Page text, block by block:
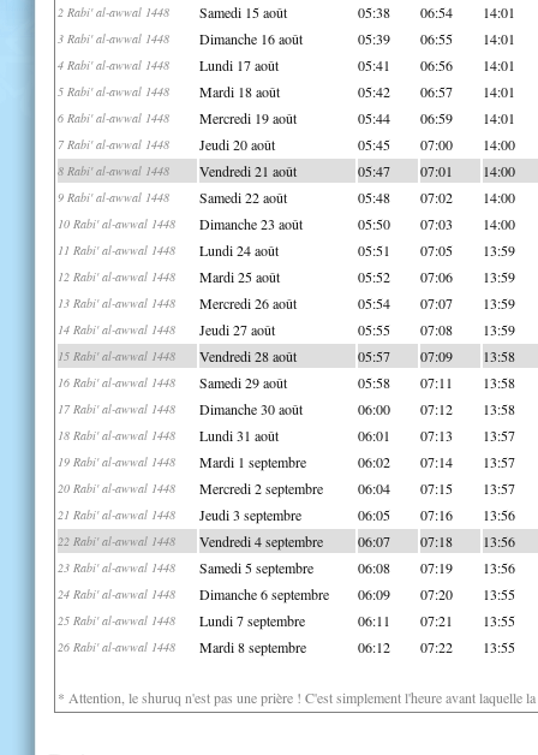
2 Rabi' al-awwal 1448 Samedi 15 août 05:38 06:54 14:01
3 Rabi' al-awwal 1448 Dimanche 16 août 05:39 06:55 14:01
4 Rabi' al-awwal 1448 Lundi 17 août 05:41 06:56 14:01
5 Rabi' al-awwal 1448 Mardi 18 août 05:42 06:57 14:01
6 Rabi' al-awwal 1448 Mercredi 19 août 05:44 06:59 14:01
7 Rabi' al-awwal 1448 Jeudi 20 août 05:45 07:00 14:00
8 Rabi' al-awwal 1448 Vendredi 21 août 05:47 07:01 14:00
9 Rabi' al-awwal 1448 Samedi 22 août 05:48 07:02 14:00
10 Rabi' al-awwal 1448 Dimanche 23 août 05:50 07:03 14:00
11 Rabi' al-awwal 1448 Lundi 24 août 05:51 07:05 13:59
12 Rabi' al-awwal 1448 Mardi 25 août 05:52 07:06 13:59
13 Rabi' al-awwal 1448 Mercredi 26 août 05:54 07:07 13:59
14 Rabi' al-awwal 1448 Jeudi 27 août 05:55 07:08 13:59
15 Rabi' al-awwal 1448 Vendredi 28 août 05:57 07:09 13:58
16 Rabi' al-awwal 1448 Samedi 29 août 05:58 07:11 13:58
17 Rabi' al-awwal 1448 Dimanche 30 août 06:00 07:12 13:58
18 Rabi' al-awwal 1448 Lundi 31 août 06:01 07:13 13:57
19 Rabi' al-awwal 1448 Mardi 1 septembre 06:02 07:14 13:57
20 Rabi' al-awwal 1448 Mercredi 2 septembre 06:04 07:15 13:57
21 Rabi' al-awwal 1448 Jeudi 3 septembre 06:05 07:16 13:56
22 Rabi' al-awwal 1448 Vendredi 4 septembre 06:07 07:18 13:56
23 Rabi' al-awwal 1448 Samedi 5 septembre 06:08 07:19 13:56
24 Rabi' al-awwal 1448 Dimanche 6 septembre 06:09 07:20 13:55
25 Rabi' al-awwal 1448 Lundi 7 septembre 06:11 07:21 13:55
26 Rabi' al-awwal 1448 Mardi 8 septembre 06:12 07:22 13:55
* Attention, le shuruq n'est pas une prière ! C'est simplement l'heure avant laquelle